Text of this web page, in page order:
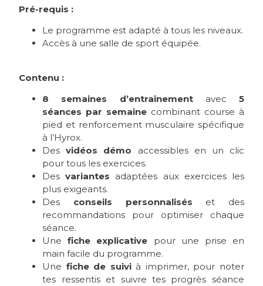
Pré-requis :
Le programme est adapté à tous les niveaux.
Accès à une salle de sport équipée.
Contenu :
8 semaines d’entraînementavec 5
séances par semaine combinant course à
pied et renforcement musculaire spécifique
à l’Hyrox.
Desvidéos démo accessibles en un clic
pour tous les exercices.
Desvariantes adaptées aux exercices les
plus exigeants.
Des conseils personnalisés et des
recommandations pour optimiser chaque
séance.
Unefiche explicative pour une prise en
main facile du programme.
Une fiche de suivià imprimer, pour noter
tes ressentis et suivre tes progrès séance